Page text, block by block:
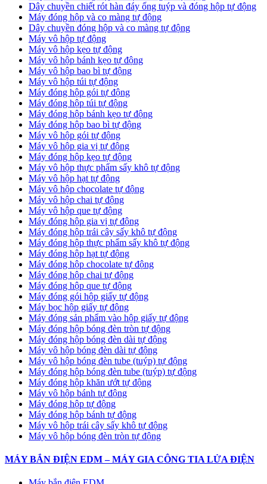
Dây chuyền chiết rót hàn đáy ống tuýp và đóng hộp tự động
Máy đóng hộp và co màng tự động
Dây chuyền đóng hộp và co màng tự động
Máy vô hộp tự động
Máy vô hộp kẹo tự động
Máy vô hộp bánh kẹo tự động
Máy vô hộp bao bì tự động
Máy vô hộp túi tự động
Máy đóng hộp gói tự động
Máy đóng hộp túi tự động
Máy đóng hộp bánh kẹo tự động
Máy đóng hộp bao bì tự động
Máy vô hộp gói tự động
Máy vô hộp gia vị tự động
Máy đóng hộp kẹo tự động
Máy vô hộp thực phẩm sấy khô tự động
Máy vô hộp hạt tự động
Máy vô hộp chocolate tự động
Máy vô hộp chai tự động
Máy vô hộp que tự động
Máy đóng hộp gia vị tự động
Máy đóng hộp trái cây sấy khô tự động
Máy đóng hộp thực phẩm sấy khô tự động
Máy đóng hộp hạt tự động
Máy đóng hộp chocolate tự động
Máy đóng hộp chai tự động
Máy đóng hộp que tự động
Máy đóng gói hộp giấy tự động
Máy bọc hộp giấy tự động
Máy đóng sản phẩm vào hộp giấy tự động
Máy đóng hộp bóng đèn tròn tự động
Máy đóng hộp bóng đèn dài tự động
Máy vô hộp bóng đèn dài tự động
Máy vô hộp bóng đèn tube (tuýp) tự động
Máy đóng hộp bóng đèn tube (tuýp) tự động
Máy đóng hộp khăn ướt tự động
Máy vô hộp bánh tự động
Máy đóng hộp tự động
Máy đóng hộp bánh tự động
Máy vô hộp trái cây sấy khô tự động
Máy vô hộp bóng đèn tròn tự động
MÁY BẮN ĐIỆN EDM – MÁY GIA CÔNG TIA LỬA ĐIỆN